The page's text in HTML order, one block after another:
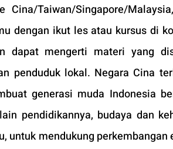
Taiwan/Singapore/
dengan ikut les atau kursus di
mengerti materi yang
penduduk lokal. Negara Cina
generasi muda Indonesia
pendidikannya, budaya dan
untuk mendukung perkembangan